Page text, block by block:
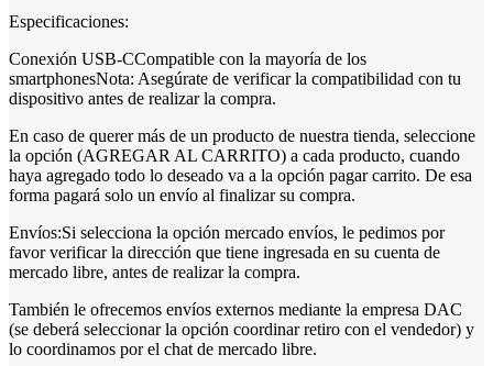
Especificaciones:
Conexión USB-CCompatible con la mayoría de los
smartphonesNota: Asegúrate de verificar la compatibilidad con tu
dispositivo antes de realizar la compra.
En caso de querer más de un producto de nuestra tienda, seleccione
la opción (AGREGAR AL CARRITO) a cada producto, cuando
haya agregado todo lo deseado va a la opción pagar carrito. De esa
forma pagará solo un envío al finalizar su compra.
Envíos:Si selecciona la opción mercado envíos, le pedimos por
favor verificar la dirección que tiene ingresada en su cuenta de
mercado libre, antes de realizar la compra.
También le ofrecemos envíos externos mediante la empresa DAC
(se deberá seleccionar la opción coordinar retiro con el vendedor) y
lo coordinamos por el chat de mercado libre.